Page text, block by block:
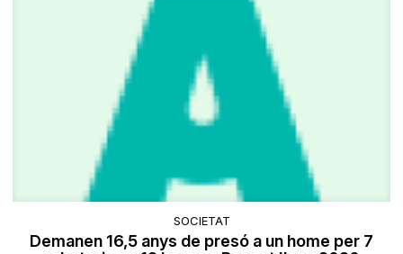
SOCIETAT
Demanen 16,5 anys de presó a un home per 7